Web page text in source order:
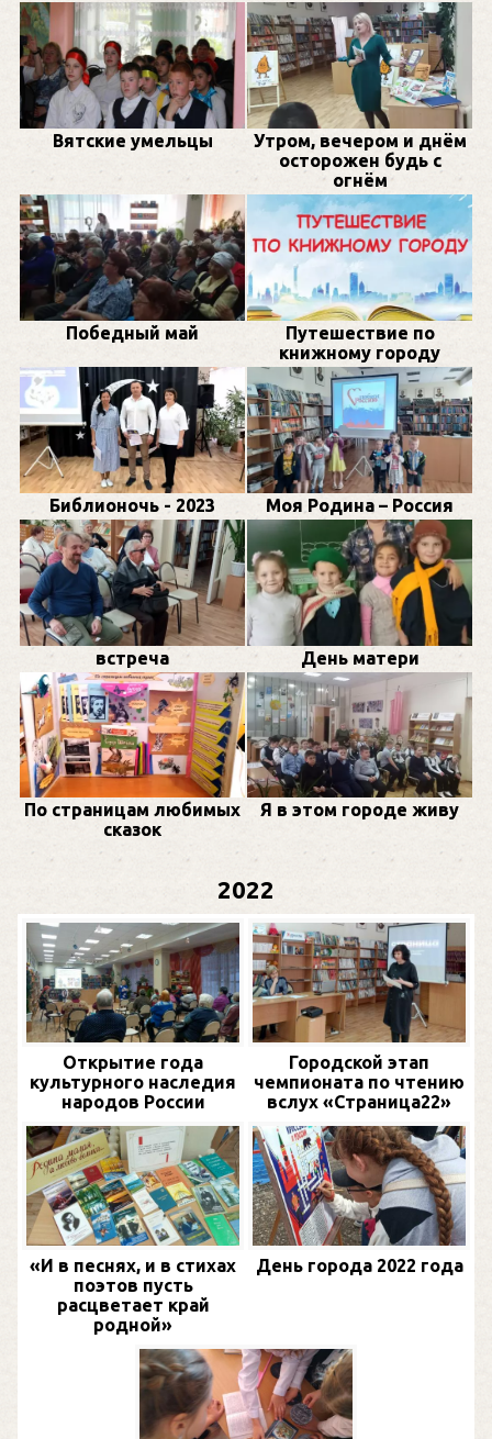
Вятские умельцы
Утром, вечером и днём
осторожен будь с
огнём
Победный май
Путешествие по
книжному городу
Библионочь - 2023 Моя Родина – Россия
встреча День матери
По страницам любимых
сказок
Я в этом городе живу
2022
Открытие года
культурного наследия
народов России
Городской этап
чемпионата по чтению
вслух «Страница22»
«И в песнях, и в стихах
поэтов пусть
расцветает край
родной»
День города 2022 года